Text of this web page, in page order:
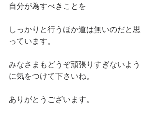
自分が為すべきことを
しっかりと行うほか道は無いのだと思
っています。
みなさまもどうぞ頑張りすぎないよう
に気をつけて下さいね。
ありがとうございます。